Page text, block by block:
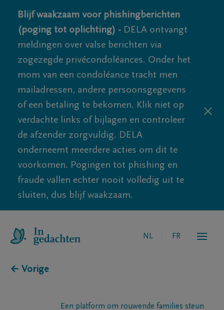
Blijf waakzaam voor phishingberichten
(poging tot oplichting) - DELA ontvangt
meldingen over valse berichten via
zogezegde privécondoléances. Onder het
mom van een condoléance tracht men
mailadressen, andere persoonsgegevens
of een betaling te bekomen. Klik niet op
verdachte links of bijlagen en controleer
de afzender zorgvuldig. DELA
onderneemt meerdere acties om dit te
voorkomen. Pogingen tot phishing en
fraude vallen echter nooit volledig uit te
sluiten, dus blijf waakzaam.
NL FR
← Vorige
Een platform om rouwende families steun